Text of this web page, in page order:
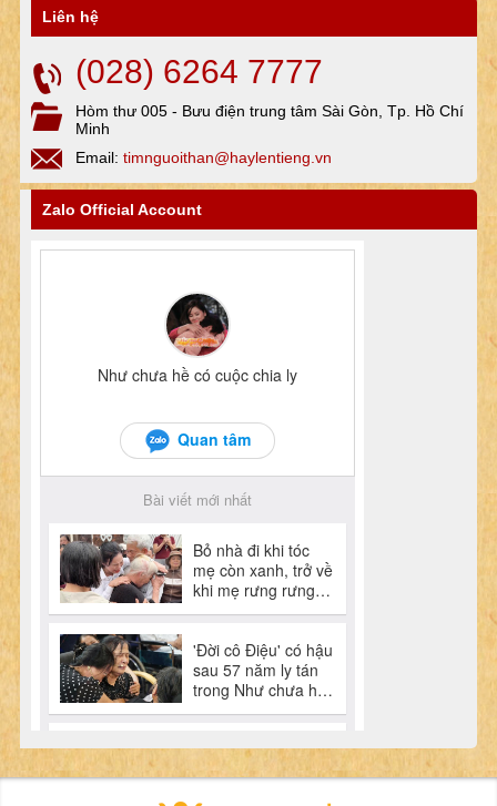
Liên hệ
(028) 6264 7777
Hòm thư 005 - Bưu điện trung tâm Sài Gòn, Tp. Hồ Chí
Minh
Email: timnguoithan@haylentieng.vn
Zalo Official Account